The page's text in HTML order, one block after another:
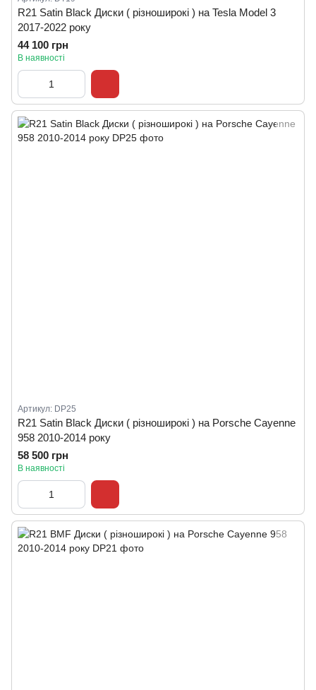
R21 Satin Black Диски ( різноширокі ) на Tesla Model 3
2017-2022 року
44 100 грн
В наявності
Артикул: DP25
R21 Satin Black Диски ( різноширокі ) на Porsche Cayenne
958 2010-2014 року
58 500 грн
В наявності